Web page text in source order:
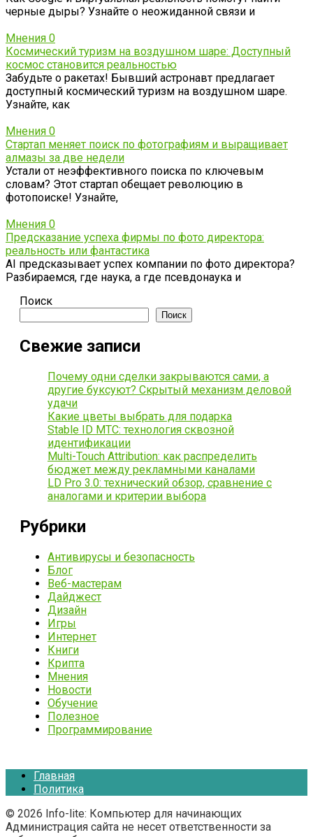
черные дыры? Узнайте о неожиданной связи и
Мнения 0
Космический туризм на воздушном шаре: Доступный
космос становится реальностью
Забудьте о ракетах! Бывший астронавт предлагает
доступный космический туризм на воздушном шаре.
Узнайте, как
Мнения 0
Стартап меняет поиск по фотографиям и выращивает
алмазы за две недели
Устали от неэффективного поиска по ключевым
словам? Этот стартап обещает революцию в
фотопоиске! Узнайте,
Мнения 0
Предсказание успеха фирмы по фото директора:
реальность или фантастика
AI предсказывает успех компании по фото директора?
Разбираемся, где наука, а где псевдонаука и
Поиск
Поиск
Свежие записи
Почему одни сделки закрываются сами, а
другие буксуют? Скрытый механизм деловой
удачи
Какие цветы выбрать для подарка
Stable ID МТС: технология сквозной
идентификации
Multi-Touch Attribution: как распределить
бюджет между рекламными каналами
LD Pro 3.0: технический обзор, сравнение с
аналогами и критерии выбора
Рубрики
Антивирусы и безопасность
Блог
Веб-мастерам
Дайджест
Дизайн
Игры
Интернет
Книги
Крипта
Мнения
Новости
Обучение
Полезное
Программирование
Главная
Политика
© 2026 Info-lite: Компьютер для начинающих
Администрация сайта не несет ответственности за